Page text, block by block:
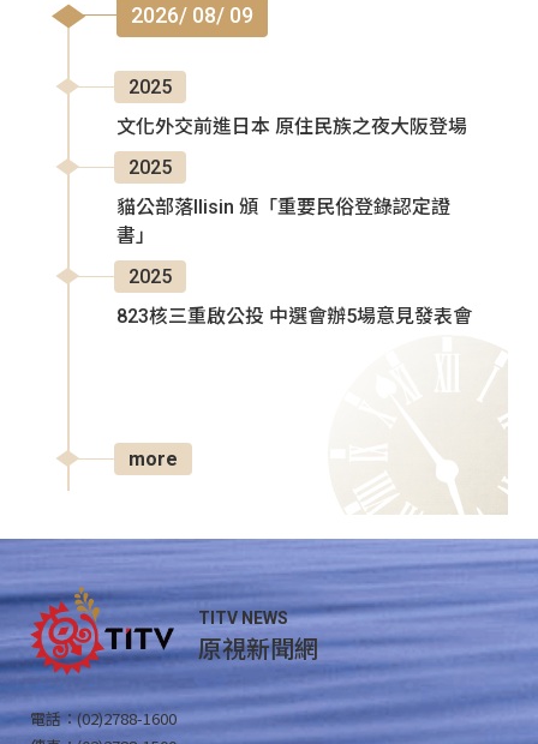
2026/ 08/ 09
2025
文化外交前進日本 原住民族之夜大阪登場
2025
貓公部落Ilisin 頒「重要民俗登錄認定證
書」
2025
823核三重啟公投 中選會辦5場意見發表會
more
TITV NEWS
原視新聞網
電話：(02)2788-1600